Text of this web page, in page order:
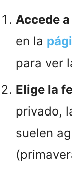
Accede
en la
para ver
Elige la
privado,
suelen